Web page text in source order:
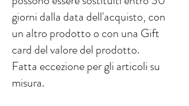
giorni dalla data dell'acquisto, con
un altro prodotto o con una Gift
card del valore del prodotto.
Fatta eccezione per gli articoli su
misura.